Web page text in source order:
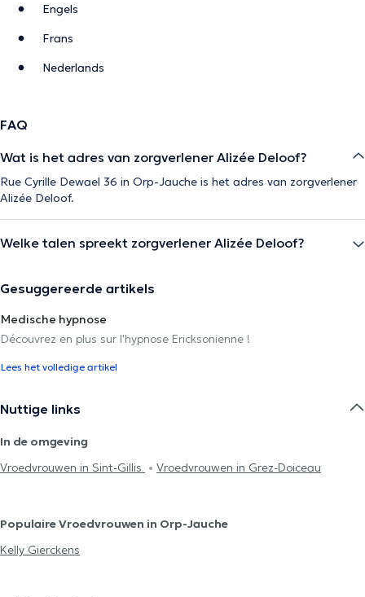
Engels
Frans
Nederlands
FAQ
Wat is het adres van zorgverlener Alizée Deloof?
Rue Cyrille Dewael 36 in Orp-Jauche is het adres van zorgverlener
Alizée Deloof.
Welke talen spreekt zorgverlener Alizée Deloof?
Gesuggereerde artikels
Medische hypnose
Découvrez en plus sur l'hypnose Ericksonienne !
Lees het volledige artikel
Nuttige links
In de omgeving
Vroedvrouwen in Sint-Gillis
Vroedvrouwen in Grez-Doiceau
Populaire Vroedvrouwen in Orp-Jauche
Kelly Gierckens